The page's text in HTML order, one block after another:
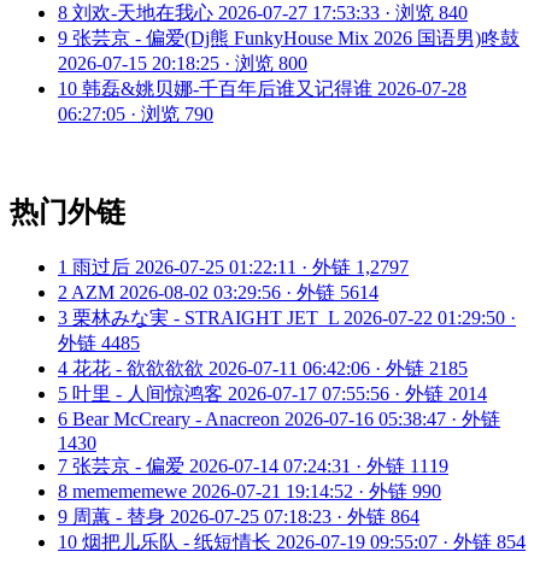
8 刘欢-天地在我心 2026-07-27 17:53:33 · 浏览 840
9 张芸京 - 偏爱(Dj熊 FunkyHouse Mix 2026 国语男)咚鼓
2026-07-15 20:18:25 · 浏览 800
10 韩磊&姚贝娜-千百年后谁又记得谁 2026-07-28
06:27:05 · 浏览 790
热门外链
1 雨过后 2026-07-25 01:22:11 · 外链 1,2797
2 AZM 2026-08-02 03:29:56 · 外链 5614
3 栗林みな実 - STRAIGHT JET_L 2026-07-22 01:29:50 ·
外链 4485
4 花花 - 欲欲欲欲 2026-07-11 06:42:06 · 外链 2185
5 叶里 - 人间惊鸿客 2026-07-17 07:55:56 · 外链 2014
6 Bear McCreary - Anacreon 2026-07-16 05:38:47 · 外链
1430
7 张芸京 - 偏爱 2026-07-14 07:24:31 · 外链 1119
8 memememewe 2026-07-21 19:14:52 · 外链 990
9 周蕙 - 替身 2026-07-25 07:18:23 · 外链 864
10 烟把儿乐队 - 纸短情长 2026-07-19 09:55:07 · 外链 854